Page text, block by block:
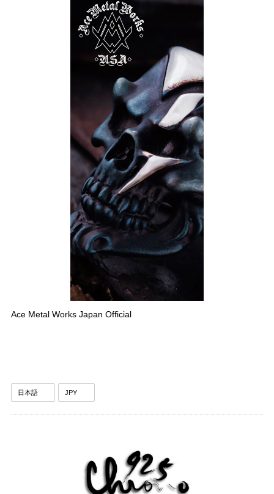
Ace Metal Works Japan Official